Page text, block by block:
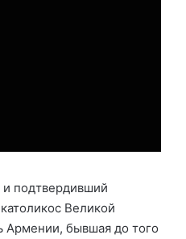
подтвердивший
Великой
Армении, бывшая до того